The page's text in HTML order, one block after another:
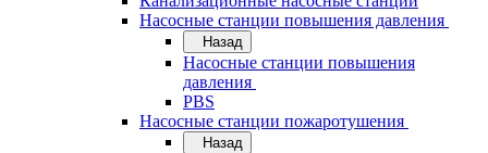
Насосные станции повышения давления
Назад
Насосные станции повышения
давления
PBS
Насосные станции пожаротушения
Назад